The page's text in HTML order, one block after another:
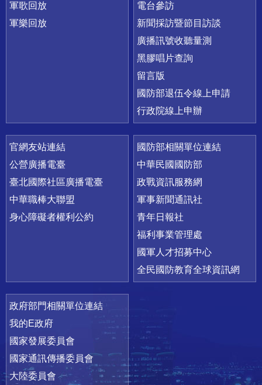
軍歌回放
軍樂回放
電台參訪
新聞採訪暨節目訪談
廣播訊號收聽量測
黑膠唱片查詢
留言版
國防部退伍令線上申請
行政院線上申辦
官網友站連結
公營廣播電臺
臺北國際社區廣播電臺
中華職棒大聯盟
身心障礙者權利公約
國防部相關單位連結
中華民國國防部
政戰資訊服務網
軍事新聞通訊社
青年日報社
福利事業管理處
國軍人才招募中心
全民國防教育全球資訊網
政府部門相關單位連結
我的E政府
國家發展委員會
國家通訊傳播委員會
大陸委員會